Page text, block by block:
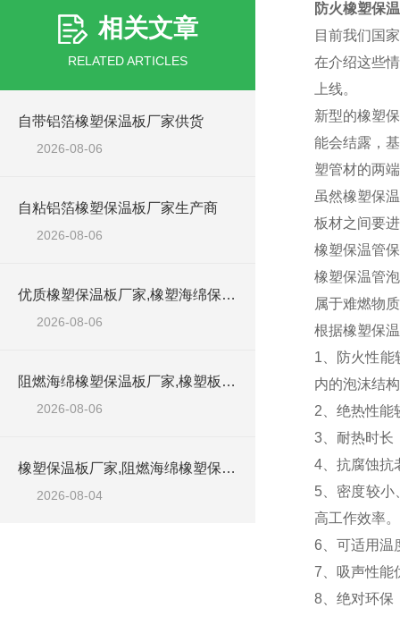
相关文章
RELATED ARTICLES
自带铝箔橡塑保温板厂家供货
2026-08-06
自粘铝箔橡塑保温板厂家生产商
2026-08-06
优质橡塑保温板厂家,橡塑海绵保温材料供货商
2026-08-06
阻燃海绵橡塑保温板厂家,橡塑板厂家销售点
2026-08-06
橡塑保温板厂家,阻燃海绵橡塑保温板厂家出售
2026-08-04
防火橡塑保
目前我们国
在介绍这些
上线。
新型的橡塑
能会结露，
塑管材的两
虽然橡塑保
板材之间要
橡塑保温管
橡塑保温管
属于难燃物
根据橡塑保
1、防火性
内的泡沫结
2、绝热性能
3、耐热时长
4、抗腐蚀抗
5、密度较小
高工作效率。
6、可适用温
7、吸声性能
8、绝对环保